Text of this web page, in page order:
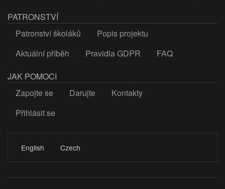
PATRONSTVÍ
Patronství školáků
Popis projektu
Aktuální příběh
Pravidla GDPR
FAQ
JAK POMOCI
Zapojte se
Darujte
Kontakty
LOGIN
Přihlásit se
English Czech